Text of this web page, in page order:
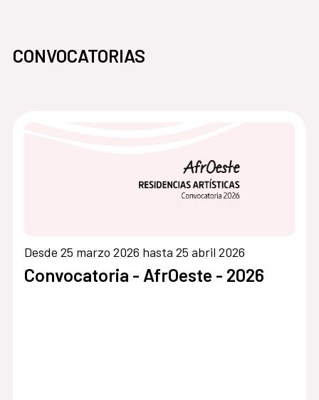
CONVOCATORIAS
Desde 25 marzo 2026 hasta 25 abril 2026
Convocatoria - AfrOeste - 2026